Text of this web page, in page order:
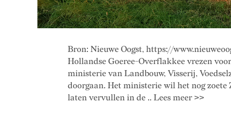
Bron: Nieuwe Oogst, https://
Hollandse Goeree-Overflakkee vrezen
ministerie van Landbouw, Visserij,
doorgaan. Het ministerie wil het nog
laten vervullen in de .. Lees meer >>